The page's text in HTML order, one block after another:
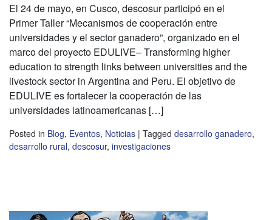
El 24 de mayo, en Cusco, descosur participó en el
Primer Taller “Mecanismos de cooperación entre
universidades y el sector ganadero”, organizado en el
marco del proyecto EDULIVE– Transforming higher
education to strength links between universities and the
livestock sector in Argentina and Peru. El objetivo de
EDULIVE es fortalecer la cooperación de las
universidades latinoamericanas […]
Posted in Blog, Eventos, Noticias | Tagged desarrollo ganadero,
desarrollo rural, descosur, investigaciones